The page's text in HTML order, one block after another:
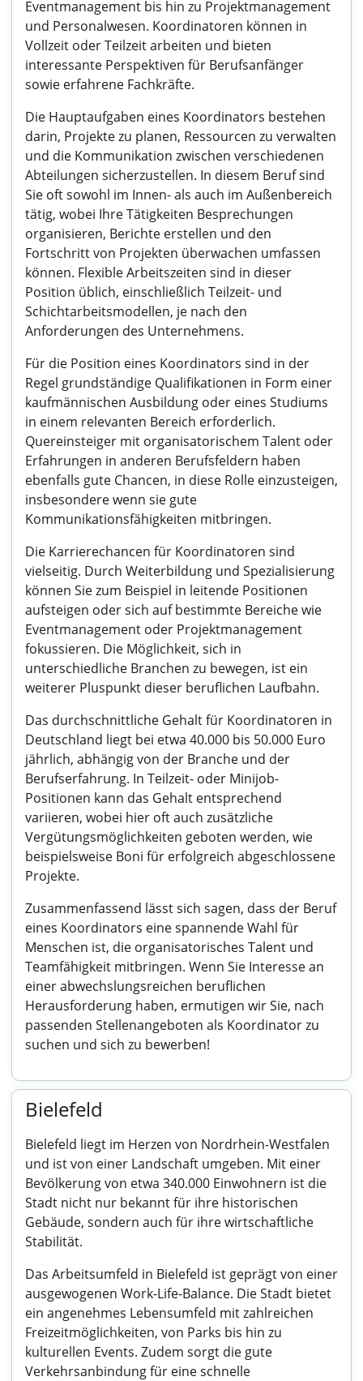
Eventmanagement bis hin zu Projektmanagement
und Personalwesen. Koordinatoren können in
Vollzeit oder Teilzeit arbeiten und bieten
interessante Perspektiven für Berufsanfänger
sowie erfahrene Fachkräfte.
Die Hauptaufgaben eines Koordinators bestehen
darin, Projekte zu planen, Ressourcen zu verwalten
und die Kommunikation zwischen verschiedenen
Abteilungen sicherzustellen. In diesem Beruf sind
Sie oft sowohl im Innen- als auch im Außenbereich
tätig, wobei Ihre Tätigkeiten Besprechungen
organisieren, Berichte erstellen und den
Fortschritt von Projekten überwachen umfassen
können. Flexible Arbeitszeiten sind in dieser
Position üblich, einschließlich Teilzeit- und
Schichtarbeitsmodellen, je nach den
Anforderungen des Unternehmens.
Für die Position eines Koordinators sind in der
Regel grundständige Qualifikationen in Form einer
kaufmännischen Ausbildung oder eines Studiums
in einem relevanten Bereich erforderlich.
Quereinsteiger mit organisatorischem Talent oder
Erfahrungen in anderen Berufsfeldern haben
ebenfalls gute Chancen, in diese Rolle einzusteigen,
insbesondere wenn sie gute
Kommunikationsfähigkeiten mitbringen.
Die Karrierechancen für Koordinatoren sind
vielseitig. Durch Weiterbildung und Spezialisierung
können Sie zum Beispiel in leitende Positionen
aufsteigen oder sich auf bestimmte Bereiche wie
Eventmanagement oder Projektmanagement
fokussieren. Die Möglichkeit, sich in
unterschiedliche Branchen zu bewegen, ist ein
weiterer Pluspunkt dieser beruflichen Laufbahn.
Das durchschnittliche Gehalt für Koordinatoren in
Deutschland liegt bei etwa 40.000 bis 50.000 Euro
jährlich, abhängig von der Branche und der
Berufserfahrung. In Teilzeit- oder Minijob-
Positionen kann das Gehalt entsprechend
variieren, wobei hier oft auch zusätzliche
Vergütungsmöglichkeiten geboten werden, wie
beispielsweise Boni für erfolgreich abgeschlossene
Projekte.
Zusammenfassend lässt sich sagen, dass der Beruf
eines Koordinators eine spannende Wahl für
Menschen ist, die organisatorisches Talent und
Teamfähigkeit mitbringen. Wenn Sie Interesse an
einer abwechslungsreichen beruflichen
Herausforderung haben, ermutigen wir Sie, nach
passenden Stellenangeboten als Koordinator zu
suchen und sich zu bewerben!
Bielefeld
Bielefeld liegt im Herzen von Nordrhein-Westfalen
und ist von einer Landschaft umgeben. Mit einer
Bevölkerung von etwa 340.000 Einwohnern ist die
Stadt nicht nur bekannt für ihre historischen
Gebäude, sondern auch für ihre wirtschaftliche
Stabilität.
Das Arbeitsumfeld in Bielefeld ist geprägt von einer
ausgewogenen Work-Life-Balance. Die Stadt bietet
ein angenehmes Lebensumfeld mit zahlreichen
Freizeitmöglichkeiten, von Parks bis hin zu
kulturellen Events. Zudem sorgt die gute
Verkehrsanbindung für eine schnelle